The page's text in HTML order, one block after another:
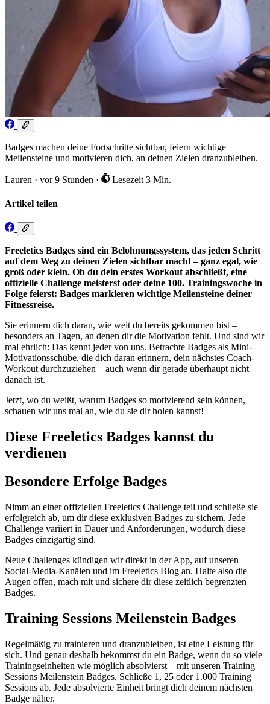
Badges machen deine Fortschritte sichtbar, feiern wichtige
Meilensteine und motivieren dich, an deinen Zielen dranzubleiben.
Lauren · vor 9 Stunden · Lesezeit 3 Min.
Artikel teilen
Freeletics Badges sind ein Belohnungssystem, das jeden Schritt
auf dem Weg zu deinen Zielen sichtbar macht – ganz egal, wie
groß oder klein. Ob du dein erstes Workout abschließt, eine
offizielle Challenge meisterst oder deine 100. Trainingswoche in
Folge feierst: Badges markieren wichtige Meilensteine deiner
Fitnessreise.
Sie erinnern dich daran, wie weit du bereits gekommen bist –
besonders an Tagen, an denen dir die Motivation fehlt. Und sind wir
mal ehrlich: Das kennt jeder von uns. Betrachte Badges als Mini-
Motivationsschübe, die dich daran erinnern, dein nächstes Coach-
Workout durchzuziehen – auch wenn dir gerade überhaupt nicht
danach ist.
Jetzt, wo du weißt, warum Badges so motivierend sein können,
schauen wir uns mal an, wie du sie dir holen kannst!
Diese Freeletics Badges kannst du
verdienen
Besondere Erfolge Badges
Nimm an einer offiziellen Freeletics Challenge teil und schließe sie
erfolgreich ab, um dir diese exklusiven Badges zu sichern. Jede
Challenge variiert in Dauer und Anforderungen, wodurch diese
Badges einzigartig sind.
Neue Challenges kündigen wir direkt in der App, auf unseren
Social-Media-Kanälen und im Freeletics Blog an. Halte also die
Augen offen, mach mit und sichere dir diese zeitlich begrenzten
Badges.
Training Sessions Meilenstein Badges
Regelmäßig zu trainieren und dranzubleiben, ist eine Leistung für
sich. Und genau deshalb bekommst du ein Badge, wenn du so viele
Trainingseinheiten wie möglich absolvierst – mit unseren Training
Sessions Meilenstein Badges. Schließe 1, 25 oder 1.000 Training
Sessions ab. Jede absolvierte Einheit bringt dich deinem nächsten
Badge näher.